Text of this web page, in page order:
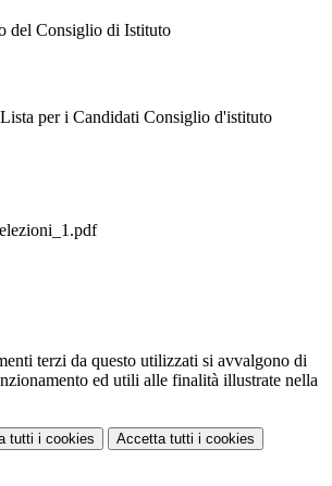
del Consiglio di Istituto
per i Candidati Consiglio d'istituto
terzi da questo utilizzati si avvalgono di
ed utili alle finalità illustrate nella
tutti i cookies Accetta tutti i cookies